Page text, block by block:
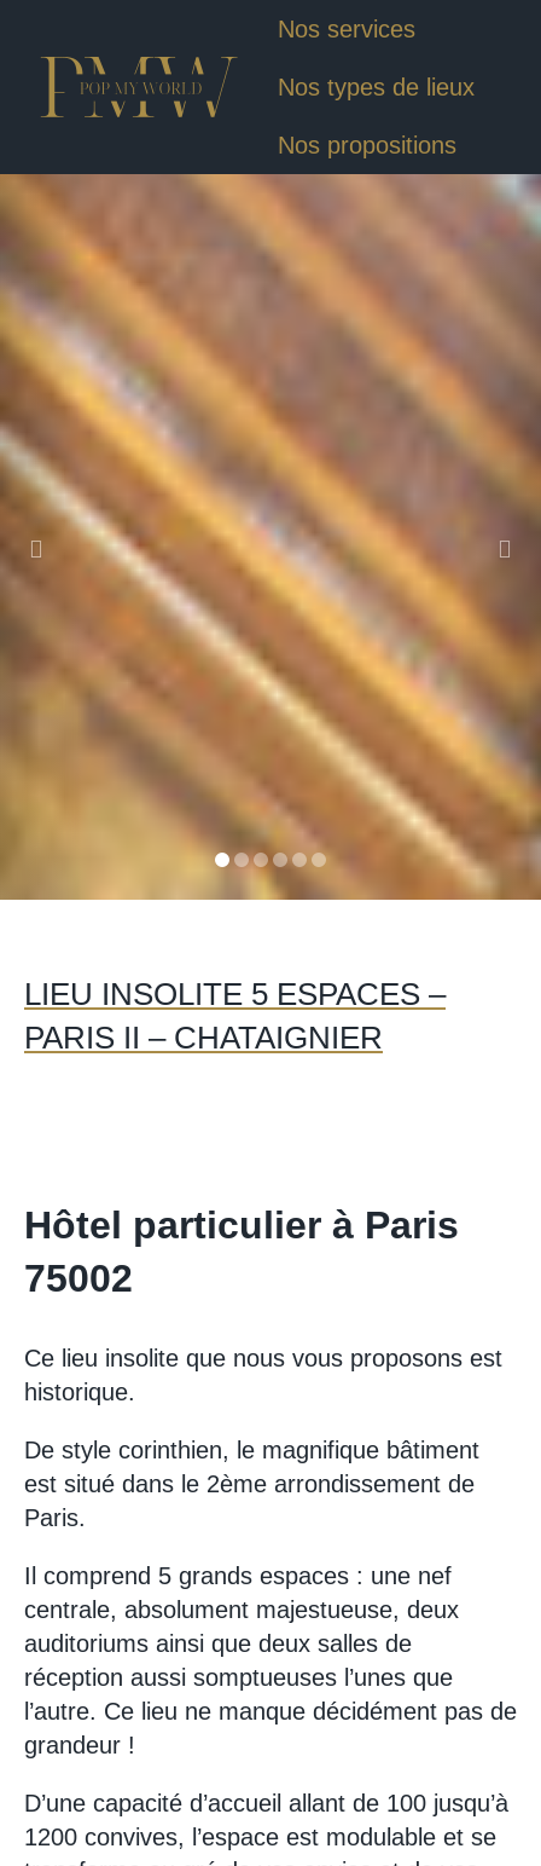
Nos services
Nos types de lieux
Nos propositions
LIEU INSOLITE 5 ESPACES –
PARIS II – CHATAIGNIER
Hôtel particulier à Paris
75002
Ce lieu insolite que nous vous proposons est
historique.
De style corinthien, le magnifique bâtiment
est situé dans le 2ème arrondissement de
Paris.
Il comprend 5 grands espaces : une nef
centrale, absolument majestueuse, deux
auditoriums ainsi que deux salles de
réception aussi somptueuses l’unes que
l’autre. Ce lieu ne manque décidément pas de
grandeur !
D’une capacité d’accueil allant de 100 jusqu’à
1200 convives, l’espace est modulable et se